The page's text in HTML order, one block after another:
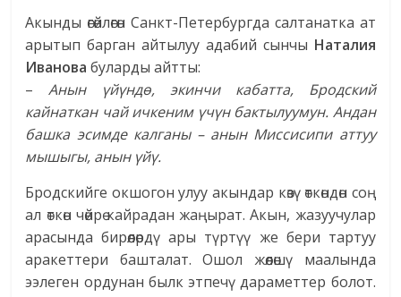
Акынды өгөйлөгөн Санкт-Петербургда салтанатка ат
арытып барган айтылуу адабий сынчы Наталия
Ивановабуларды айтты:
–Анын үйүндө, экинчи кабатта, Бродский
кайнаткан чай ичкеним үчүн бактылуумун. Андан
башка эсимде калганы – анын Миссисипи аттуу
мышыгы, анын үйү.
Бродскийге окшогон улуу акындар көзү өткөндөн соң
ал өткөн чөйрө кайрадан жаңырат. Акын, жазуучулар
арасында бирөөлөрдү ары түртүү же бери тартуу
аракеттери башталат. Ошол жөөлөшү маалында
ээлеген ордунан былк этпечү дараметтер болот.